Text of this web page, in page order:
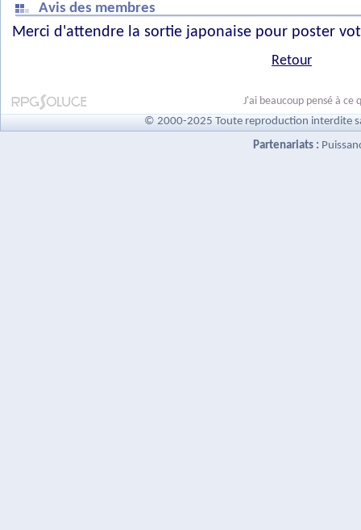
Avis des membres
Merci d'attendre la sortie japonaise pour poster
Retour
J'ai beaucoup pensé à
© 2000-2025 Toute reproduction interdite
Partenariats :